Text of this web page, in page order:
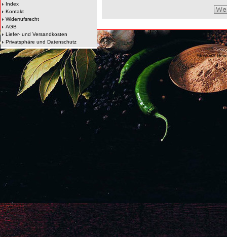
Index
Kontakt
Widerrufsrecht
AGB
Liefer- und Versandkosten
Privatsphäre und Datenschutz
Messner